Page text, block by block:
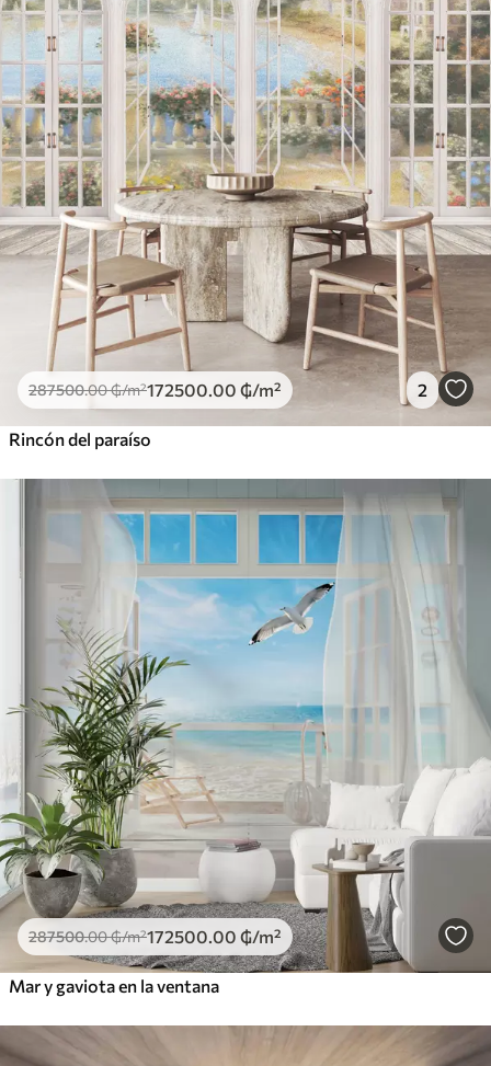
287500.00₲/m²172500.00 ₲/m² 2
Rincón del paraíso
287500.00₲/m²172500.00 ₲/m²
Mar y gaviota en la ventana